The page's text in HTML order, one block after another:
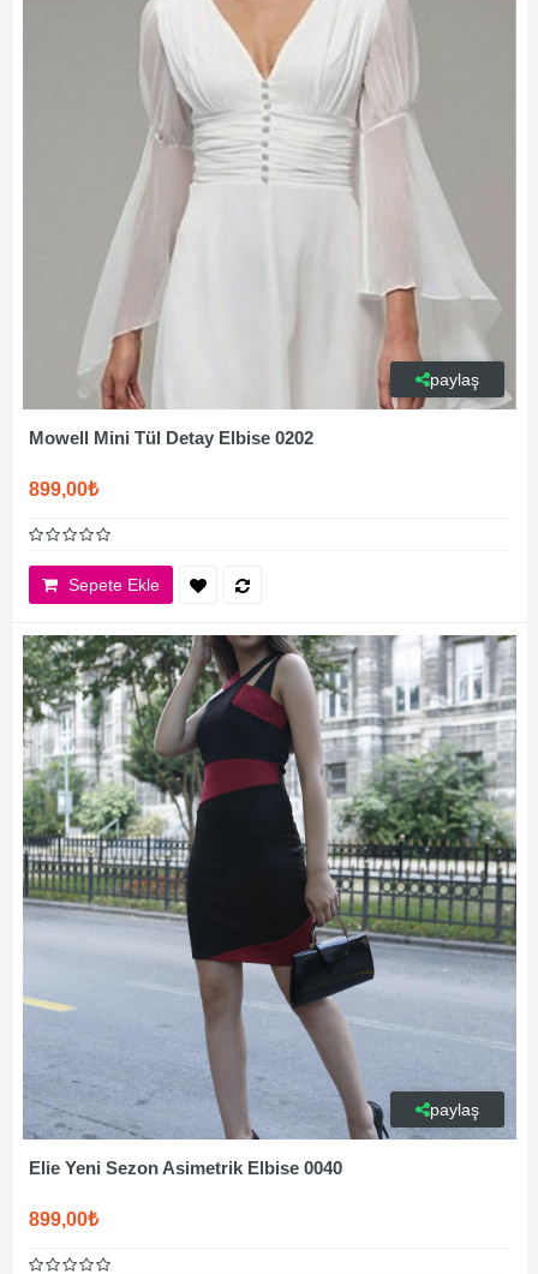
paylaş
Mowell Mini Tül Detay Elbise 0202
899,00₺
Sepete Ekle
paylaş
Elie Yeni Sezon Asimetrik Elbise 0040
899,00₺